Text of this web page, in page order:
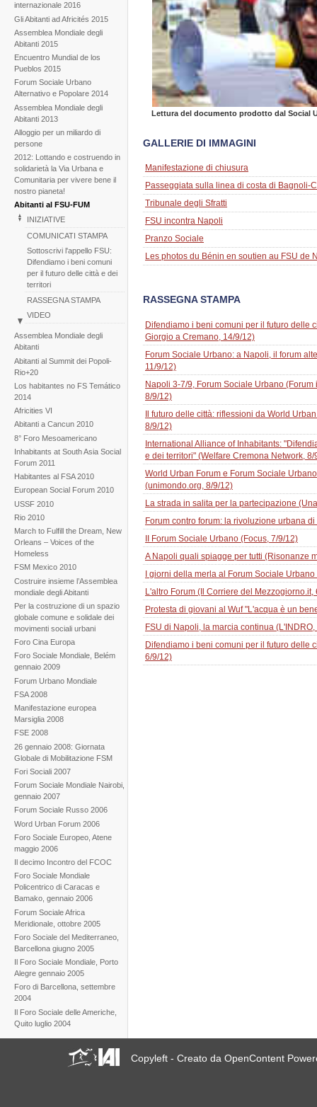
internazionale 2016
Gli Abitanti ad Africités 2015
Assemblea Mondiale degli
Abitanti 2015
Encuentro Mundial de los
Pueblos 2015
Forum Sociale Urbano
Alternativo e Popolare 2014
Assemblea Mondiale degli
Abitanti 2013
Alloggio per un miliardo di
persone
2012: Lottando e costruendo in
solidarietà la Via Urbana e
Comunitaria per vivere bene il
nostro pianeta!
Abitanti al FSU-FUM
INIZIATIVE
COMUNICATI STAMPA
Sottoscrivi l'appello FSU:
Difendiamo i beni comuni
per il futuro delle città e dei
territori
RASSEGNA STAMPA
VIDEO
BACKGROUND
Gallerie di immagini
Notizie
Assemblea Mondiale degli
Abitanti
Abitanti al Summit dei Popoli-
Rio+20
Los habitantes no FS Temático
2014
Africities VI
Abitanti a Cancun 2010
8° Foro Mesoamericano
Inhabitants at South Asia Social
Forum 2011
Habitantes al FSA 2010
European Social Forum 2010
USSF 2010
Rio 2010
March to Fulfill the Dream, New
Orleans – Voices of the
Homeless
FSM Mexico 2010
Costruire insieme l’Assemblea
mondiale degli Abitanti
Per la costruzione di un spazio
globale comune e solidale dei
movimenti sociali urbani
Foro Cina Europa
Foro Sociale Mondiale, Belém
gennaio 2009
Forum Urbano Mondiale
FSA 2008
Manifestazione europea
Marsiglia 2008
FSE 2008
26 gennaio 2008: Giornata
Globale di Mobilitazione FSM
Fori Sociali 2007
Forum Sociale Mondiale Nairobi,
gennaio 2007
Forum Sociale Russo 2006
Word Urban Forum 2006
Foro Sociale Europeo, Atene
maggio 2006
Il decimo Incontro del FCOC
Foro Sociale Mondiale
Policentrico di Caracas e
Bamako, gennaio 2006
Forum Sociale Africa
Meridionale, ottobre 2005
Foro Sociale del Mediterraneo,
Barcellona giugno 2005
Il Foro Sociale Mondiale, Porto
Alegre gennaio 2005
Foro di Barcellona, settembre
2004
Il Foro Sociale delle Americhe,
Quito luglio 2004
Lettura del documento prodotto dal Social
GALLERIE DI IMMAGINI
Manifestazione di chiusura
Passeggiata sulla linea di costa di Bagnoli-
Tribunale degli Sfratti
FSU incontra Napoli
Pranzo Sociale
Les photos du Bénin en soutien au FSU de
RASSEGNA STAMPA
Difendiamo i beni comuni per il futuro delle
Giorgio a Cremano, 14/9/12)
Forum Sociale Urbano: a Napoli, il forum
11/9/12)
Napoli 3-7/9, Forum Sociale Urbano
8/9/12)
Il futuro delle città: riflessioni da World
8/9/12)
International Alliance of Inhabitants:
e dei territori" (Welfare Cremona Network, 8/
World Urban Forum e Forum Sociale
(unimondo.org, 8/9/12)
La strada in salita per la partecipazione
Forum contro forum: la rivoluzione urbana
II Forum Sociale Urbano (Focus, 7/9/12)
A Napoli quali spiagge per tutti (Risonanze
I giorni della merla al Forum Sociale
L'altro Forum (Il Corriere del Mezzogiorno.it,
Protesta di giovani al Wuf "L'acqua è un
FSU di Napoli, la marcia continua (L'INDRO,
Difendiamo i beni comuni per il futuro delle
6/9/12)
Copyleft - Creato da OpenContent